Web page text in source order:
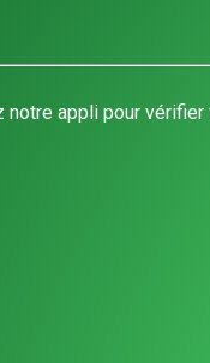
notre appli pour